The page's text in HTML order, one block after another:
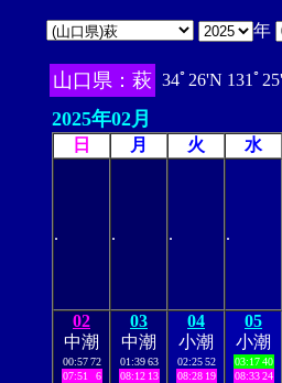
年
山口県：萩 34ﾟ26'N 131ﾟ
2025年02月
日 月 火 水
. . . .
02
中潮
00:57 72
07:51
6
03
中潮
01:39 63
08:12 13
04
小潮
02:25 52
08:28 19
05
小潮
03:17 40
08:33 24